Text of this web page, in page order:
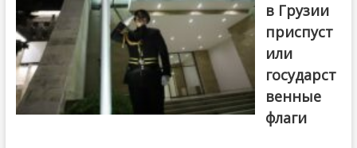
в Грузии
приспуст
или
государст
венные
флаги